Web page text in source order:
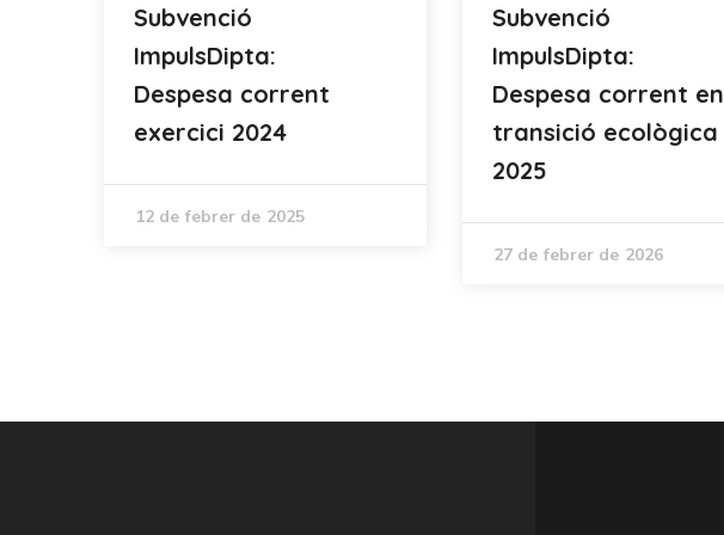
Subvenció
ImpulsDipta:
Despesa corrent
exercici 2024
12 de febrer de 2025
Subvenció
ImpulsDipta:
Despesa corrent en
transició ecològica
2025
27 de febrer de 2026